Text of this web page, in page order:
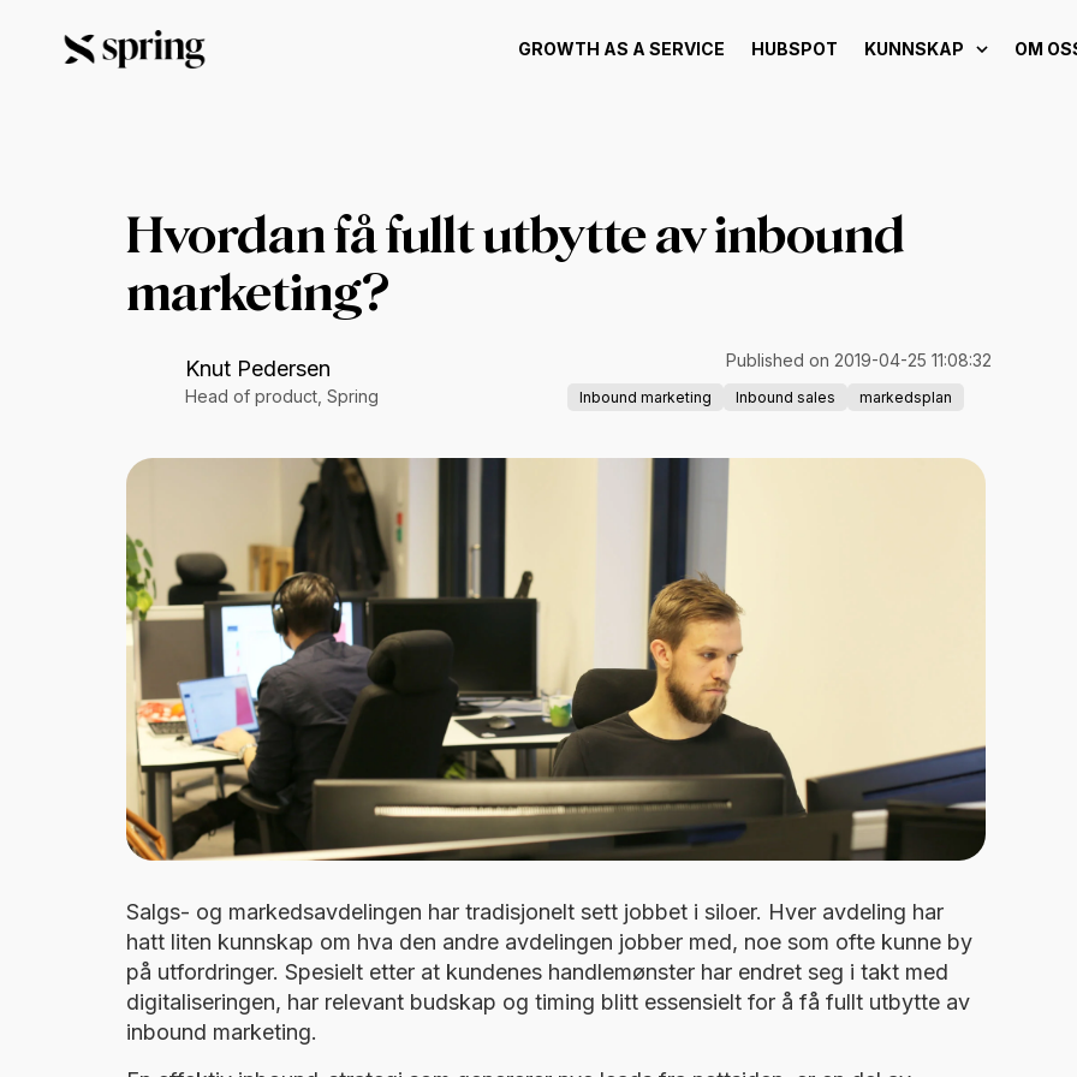
GROWTH AS A SERVICE HUBSPOT KUNNSKAP OM
Hvordan få fullt utbytte av inbound
marketing?
Knut Pedersen
Head of product, Spring
Published on 2019-04-25 11:08:32
Inbound marketing Inbound sales markedsplan
Salgs- og markedsavdelingen har tradisjonelt sett jobbet i siloer. Hver avdeling har
hatt liten kunnskap om hva den andre avdelingen jobber med, noe som ofte kunne by
på utfordringer. Spesielt etter at kundenes handlemønster har endret seg i takt med
digitaliseringen, har relevant budskap og timing blitt essensielt for å få fullt utbytte av
inbound marketing.